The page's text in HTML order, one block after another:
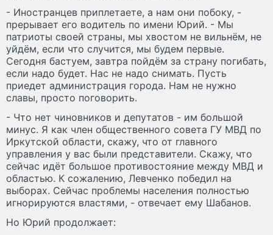
- Иностранцев приплетаете, а нам они побоку, -
прерывает его водитель по имени Юрий. - Мы
патриоты своей страны, мы хвостом не вильнём, не
уйдём, если что случится, мы будем первые.
Сегодня бастуем, завтра пойдём за страну погибать,
если надо будет. Нас не надо снимать. Пусть
приедет администрация города. Нам не нужно
славы, просто поговорить.
- Что нет чиновников и депутатов - им большой
минус. Я как член общественного совета ГУ МВД по
Иркутской области, скажу, что от главного
управления у вас были представители. Скажу, что
сейчас идёт большое противостояние между МВД и
областью. К сожалению, Левченко победил на
выборах. Сейчас проблемы населения полностью
игнорируются властями, - отвечает ему Шабанов.
Но Юрий продолжает: